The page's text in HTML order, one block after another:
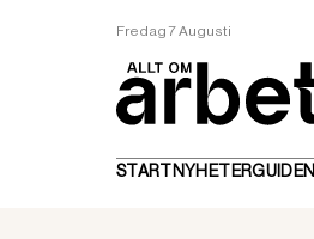
Fredag 7 Augusti
STARTNYHETERGUIDEN